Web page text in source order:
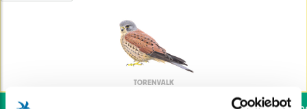
TORENVALK